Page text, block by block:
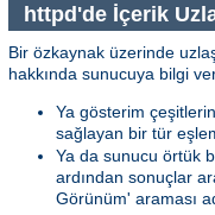
httpd'de İçerik
Bir özkaynak üzerinde
hakkında sunucuya bilgi
Ya gösterim
sağlayan bir tür
Ya da sunucu örtük
ardından sonuçlar
Görünüm' araması